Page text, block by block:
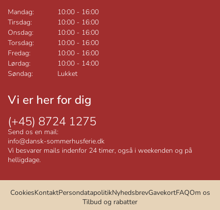
Mandag: 10:00 - 16:00
Tirsdag:
10:00 - 16:00
Onsdag:
10:00 - 16:00
Torsdag:
10:00 - 16:00
Fredag:
10:00 - 16:00
Lørdag:
10:00 - 14:00
Søndag:
Lukket
Vi er her for dig
(+45) 8724 1275
Send os en mail:
info@dansk-sommerhusferie.dk
Vi besvarer mails indenfor 24 timer, også i weekenden og på
helligdage.
CookiesKontaktPersondatapolitikNyhedsbrevGavekortFAQOm os
Tilbud og rabatter